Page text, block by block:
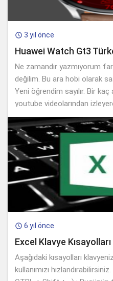
 3 yıl önce
Huawei Watch Gt3
Ne zamandır yazmıyorum
değilim. Bu ara hobi olarak
Yeni öğrendim sayılır. Bir
youtube videolarından
 6 yıl önce
Excel Klavye Kısayolları
Aşağıdaki kısayolları
kullanımızı